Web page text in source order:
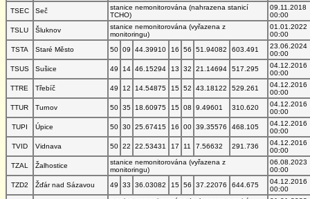
TSEC
Seč
stanice nemonitorována (nahrazena stanicí
TCHO)
09.11.2018
00:00
TSLU
Šluknov
stanice nemonitorována (vyřazena z
monitoringu)
01.01.2022
00:00
TSTA
Staré Město 50 09 44.39910 16 56 51.94082 603.491
23.06.2024
00:00
TSUS
Sušice 49 14 46.15294 13 32 21.14694 517.295
04.12.2016
00:00
TTRE
Třebíč 49 12 14.54875 15 52 43.18122 529.261
04.12.2016
00:00
TTUR
Turnov 50 35 18.60975 15 08 9.49601 310.620
04.12.2016
00:00
TUPI
Úpice 50 30 25.67415 16 00 39.35576 468.105
04.12.2016
00:00
TVID
Vidnava 50 22 22.53431 17 11 7.56632 291.736
04.12.2016
00:00
TZAL
Žalhostice
stanice nemonitorována (vyřazena z
monitoringu)
06.08.2023
00:00
TZD2
Žďár nad Sázavou 49 33 36.03082 15 56 37.22076 644.675
04.12.2016
00:00